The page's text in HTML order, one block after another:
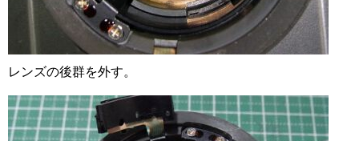
レンズの後群を外す。